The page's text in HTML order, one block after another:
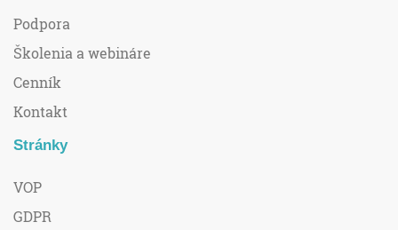
Podpora
Školenia a webináre
Cenník
Kontakt
Stránky
VOP
GDPR